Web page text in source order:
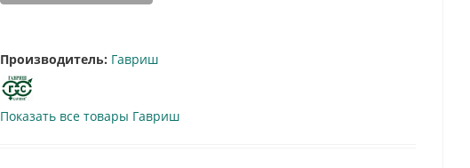
Производитель: Гавриш
Показать все товары Гавриш